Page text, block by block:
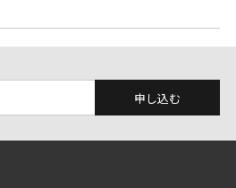
申し込む